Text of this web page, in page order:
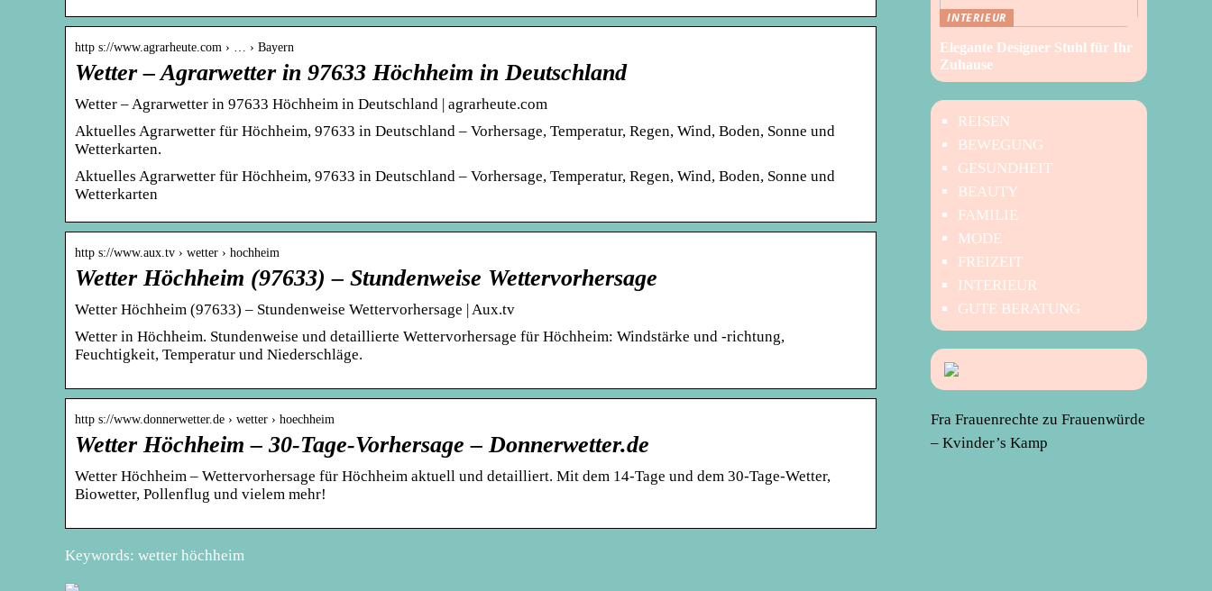
http s://www.agrarheute.com › … › Bayern
Wetter – Agrarwetter in 97633 Höchheim in Deutschland
Wetter – Agrarwetter in 97633 Höchheim in Deutschland | agrarheute.com
Aktuelles Agrarwetter für Höchheim, 97633 in Deutschland – Vorhersage, Temperatur, Regen, Wind, Boden, Sonne und
Wetterkarten.
Aktuelles Agrarwetter für Höchheim, 97633 in Deutschland – Vorhersage, Temperatur, Regen, Wind, Boden, Sonne und
Wetterkarten
http s://www.aux.tv › wetter › hochheim
Wetter Höchheim (97633) – Stundenweise Wettervorhersage
Wetter Höchheim (97633) – Stundenweise Wettervorhersage | Aux.tv
Wetter in Höchheim. Stundenweise und detaillierte Wettervorhersage für Höchheim: Windstärke und -richtung,
Feuchtigkeit, Temperatur und Niederschläge.
http s://www.donnerwetter.de › wetter › hoechheim
Wetter Höchheim – 30-Tage-Vorhersage – Donnerwetter.de
Wetter Höchheim – Wettervorhersage für Höchheim aktuell und detailliert. Mit dem 14-Tage und dem 30-Tage-Wetter,
Biowetter, Pollenflug und vielem mehr!
Keywords: wetter höchheim
INTERIEUR
Elegante Designer Stuhl für Ihr
Zuhause
REISEN
BEWEGUNG
GESUNDHEIT
BEAUTY
FAMILIE
MODE
FREIZEIT
INTERIEUR
GUTE BERATUNG
Fra Frauenrechte zu Frauenwürde
– Kvinder’s Kamp